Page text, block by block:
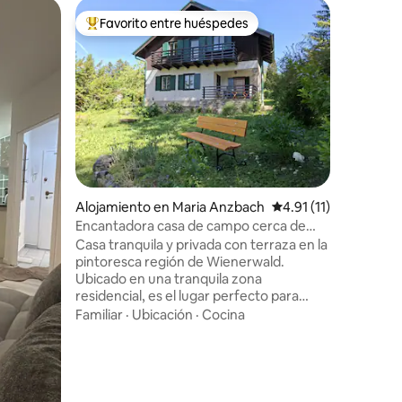
Favorito entre huéspedes preferido
Favorito entre huéspedes
Alojamiento en Maria Anzbach Calificación
4.91 (11)
Encantadora casa de campo cerca de
Viena
Casa tranquila y privada con terraza en la
pintoresca región de Wienerwald.
Ubicado en una tranquila zona
residencial, es el lugar perfecto para
relajarse, pasear (por ejemplo, a
Familiar · Ubicación · Cocina